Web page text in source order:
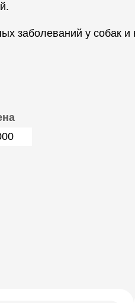
заболеваний у собак